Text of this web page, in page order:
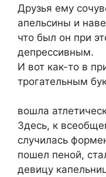
Друзья ему
апельсины и
что был он при
депрессивным.
И вот как-то в
трогательным
вошла
Здесь, к
случилась
пошел пеной,
девицу